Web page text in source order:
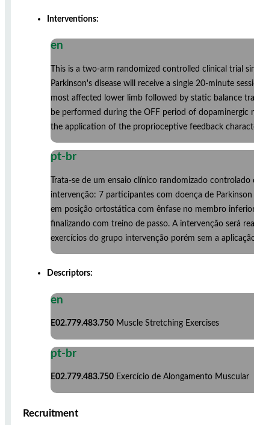
Interventions:
en
This is a two-arm randomized controlled clinical trial
Parkinson's disease will receive a single 20-minute
most affected lower limb followed by static balance
be performed during the OFF period of
the application of the proprioceptive feedback
pt-br
Trata-se de um ensaio clínico randomizado
intervenção: 7 participantes com doença de
em posição ortostática com ênfase no membro
finalizando com treino de passo. A intervenção será
exercícios do grupo intervenção porém sem a
Descriptors:
en
E02.779.483.750 Muscle Stretching Exercises
pt-br
E02.779.483.750 Exercício de Alongamento Muscular
Recruitment